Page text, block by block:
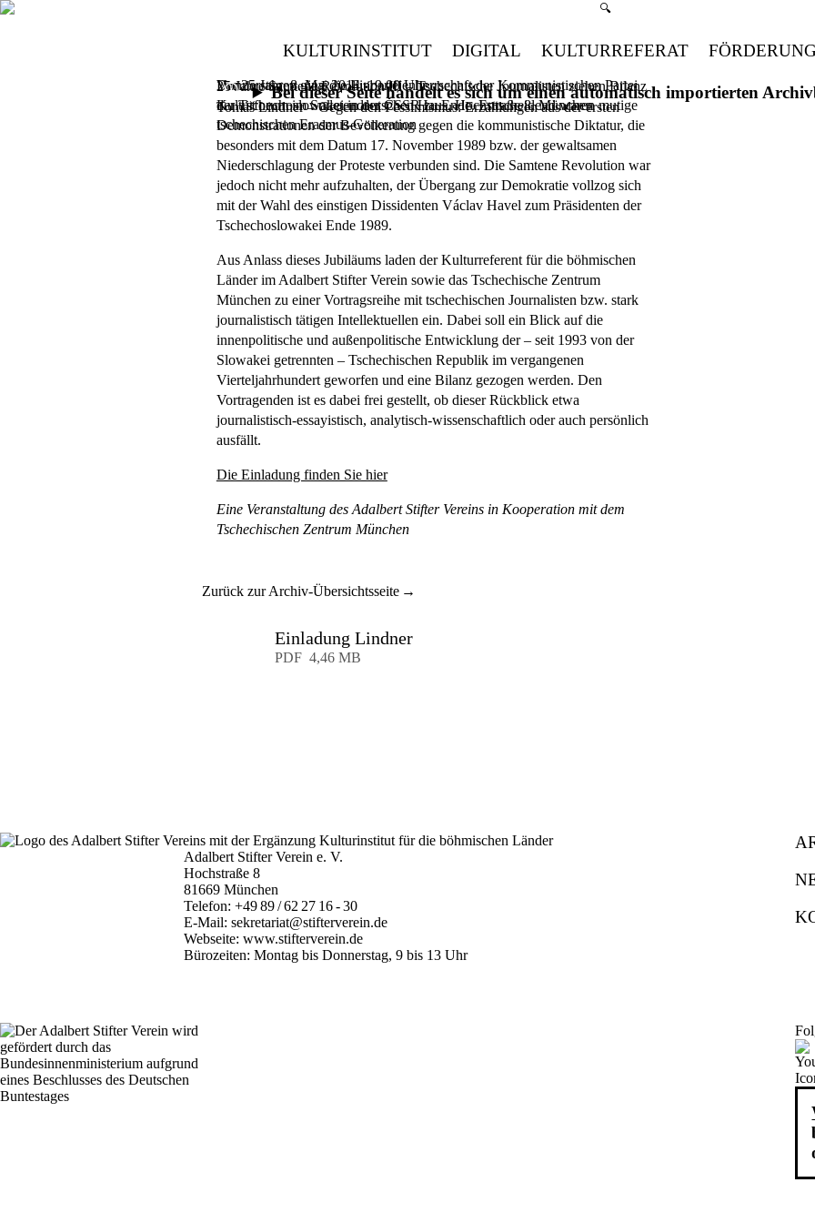
Suchmenü öffnen
🔍
KULTURINSTITUT DIGITAL KULTURREFERAT
Bei dieser Seite handelt es sich um einen automatisch importierten
25 Jahre Samtene Revolution III – Tschechische Journalisten ziehen Bilanz
Tomáš Lindner – Gegen den Pessimismus: Erzählungen aus der ersten
tschechischen Erasmus-Generation
Vor 25 Jahren ging die Einparteienherrschaft der Kommunistischen Partei
der Tschechoslowakei in der ČSSR zu Ende. Entscheidend waren mutige
Demonstrationen der Bevölkerung gegen die kommunistische Diktatur, die
besonders mit dem Datum 17. November 1989 bzw. der gewaltsamen
Niederschlagung der Proteste verbunden sind. Die Samtene Revolution war
jedoch nicht mehr aufzuhalten, der Übergang zur Demokratie vollzog sich
mit der Wahl des einstigen Dissidenten Václav Havel zum Präsidenten der
Tschechoslowakei Ende 1989.
Aus Anlass dieses Jubiläums laden der Kulturreferent für die böhmischen
Länder im Adalbert Stifter Verein sowie das Tschechische Zentrum
München zu einer Vortragsreihe mit tschechischen Journalisten bzw. stark
journalistisch tätigen Intellektuellen ein. Dabei soll ein Blick auf die
innenpolitische und außenpolitische Entwicklung der – seit 1993 von der
Slowakei getrennten – Tschechischen Republik im vergangenen
Vierteljahrhundert geworfen und eine Bilanz gezogen werden. Den
Vortragenden ist es dabei frei gestellt, ob dieser Rückblick etwa
journalistisch-essayistisch, analytisch-wissenschaftlich oder auch persönlich
ausfällt.
Die Einladung finden Sie hier
Eine Veranstaltung des Adalbert Stifter Vereins in Kooperation mit dem
Tschechischen Zentrum München
Donnerstag, 8. Mai 2014,19.00 Uhr
Kulturforum im Sudetendeutschen Haus, Hochstraße 8, München
Zurück zur Archiv-Übersichtsseite
Einladung Lindner
PDF 4,46 MB
Adalbert Stifter Verein e. V.
Hochstraße 8
81669 München
Telefon:+49 89 / 62 27 16 - 30
E-Mail:sekretariat@stifterverein.de
Webseite:www.stifterverein.de
Bürozeiten: Montag bis Donnerstag, 9 bis 13 Uhr